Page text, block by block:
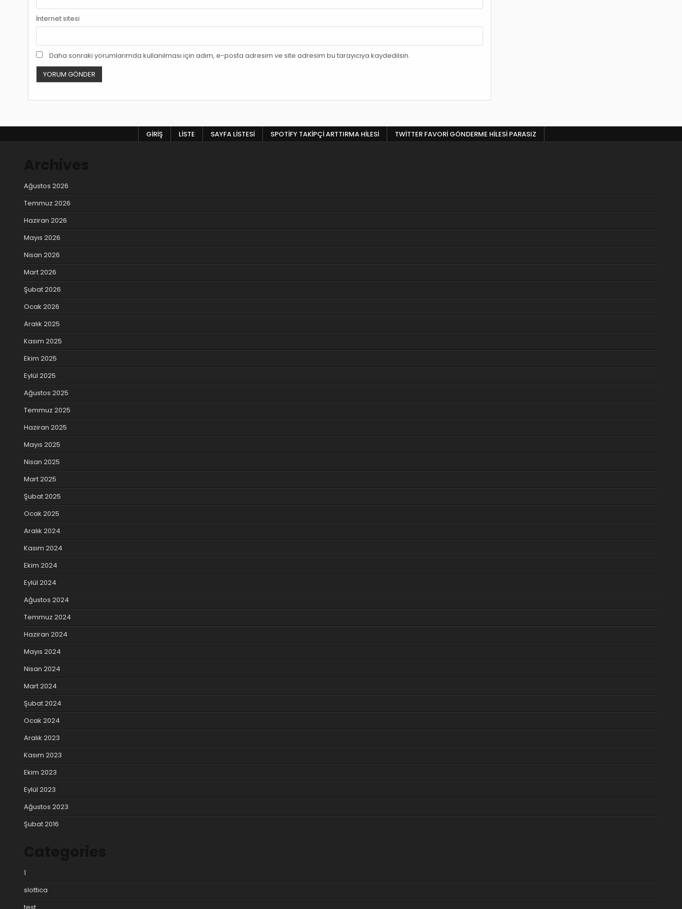
İnternet sitesi
Daha sonraki yorumlarımda kullanılması için adım, e-posta adresim ve site adresim bu tarayıcıya kaydedilsin.
GIRIŞ LISTE SAYFA LISTESI SPOTIFY TAKIPÇI ARTTIRMA HILESI TWITTER FAVORI GÖNDERME HILESI PARASIZ
Ağustos 2026
Temmuz 2026
Haziran 2026
Mayıs 2026
Nisan 2026
Mart 2026
Şubat 2026
Ocak 2026
Aralık 2025
Kasım 2025
Ekim 2025
Eylül 2025
Ağustos 2025
Temmuz 2025
Haziran 2025
Mayıs 2025
Nisan 2025
Mart 2025
Şubat 2025
Ocak 2025
Aralık 2024
Kasım 2024
Ekim 2024
Eylül 2024
Ağustos 2024
Temmuz 2024
Haziran 2024
Mayıs 2024
Nisan 2024
Mart 2024
Şubat 2024
Ocak 2024
Aralık 2023
Kasım 2023
Ekim 2023
Eylül 2023
Ağustos 2023
Şubat 2016
1
slottica